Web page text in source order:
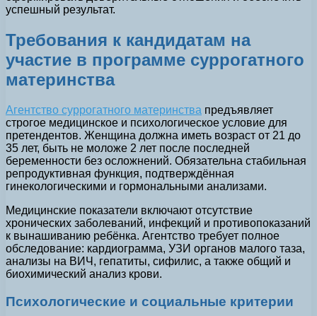
успешный результат.
Требования к кандидатам на
участие в программе суррогатного
материнства
Агентство суррогатного материнства предъявляет
строгое медицинское и психологическое условие для
претендентов. Женщина должна иметь возраст от 21 до
35 лет, быть не моложе 2 лет после последней
беременности без осложнений. Обязательна стабильная
репродуктивная функция, подтверждённая
гинекологическими и гормональными анализами.
Медицинские показатели включают отсутствие
хронических заболеваний, инфекций и противопоказаний
к вынашиванию ребёнка. Агентство требует полное
обследование: кардиограмма, УЗИ органов малого таза,
анализы на ВИЧ, гепатиты, сифилис, а также общий и
биохимический анализ крови.
Психологические и социальные критерии